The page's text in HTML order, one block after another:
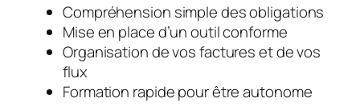
Compréhension simple des obligations
Mise en place d’un outil conforme
Organisation de vos factures et de vos
flux
Formation rapide pour être autonome